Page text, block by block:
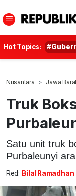
Hot Topics:
Nusantara Jawa Barat
Truk
Satu unit truk
Purbaleunyi
Red: Bilal Ramadhan